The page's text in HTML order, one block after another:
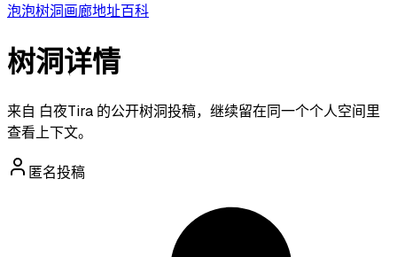
泡泡树洞画廊地址百科
树洞详情
来自 白夜Tira 的公开树洞投稿，继续留在同一个个人空间里
查看上下文。
匿名投稿